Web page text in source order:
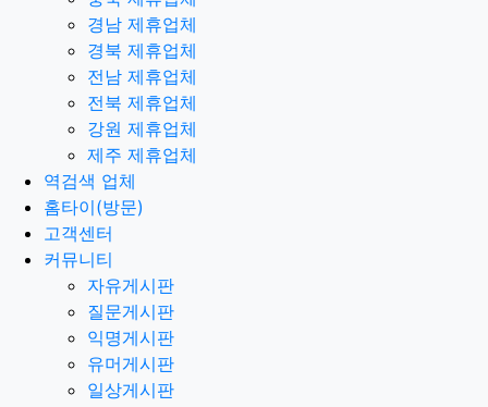
경남 제휴업체
경북 제휴업체
전남 제휴업체
전북 제휴업체
강원 제휴업체
제주 제휴업체
역검색 업체
홈타이(방문)
고객센터
커뮤니티
자유게시판
질문게시판
익명게시판
유머게시판
일상게시판